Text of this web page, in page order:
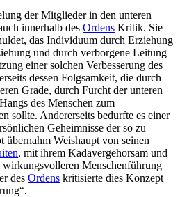
der Mitglieder in den unteren
innerhalb des Ordens Kritik. Sie
das Individuum durch Erziehung
und durch verborgene Leitung
einer solchen Verbesserung des
dessen Folgsamkeit, die durch
Grade, durch Furcht der unteren
des Menschen zum
sollte. Andererseits bedurfte es einer
Geheimnisse der so zu
übernahm Weishaupt von seinen
, mit ihrem Kadavergehorsam und
wirkungsvolleren Menschenführung
des Ordens kritisierte dies Konzept